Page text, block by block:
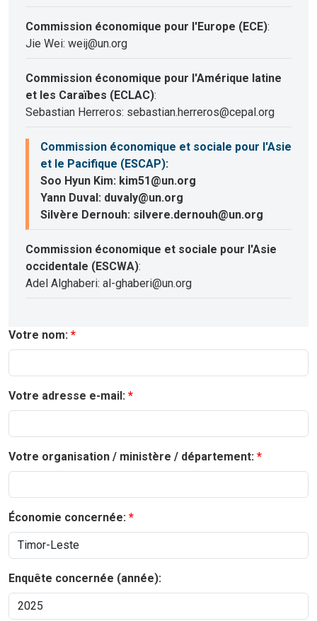
Commission économique pour l'Europe (ECE):
Jie Wei: weij@un.org
Commission économique pour l'Amérique latine
et les Caraïbes (ECLAC):
Sebastian Herreros: sebastian.herreros@cepal.org
Commission économique et sociale pour l'Asie
et le Pacifique (ESCAP):
Soo Hyun Kim: kim51@un.org
Yann Duval: duvaly@un.org
Silvère Dernouh: silvere.dernouh@un.org
Commission économique et sociale pour l'Asie
occidentale (ESCWA):
Adel Alghaberi: al-ghaberi@un.org
Votre nom:
Votre adresse e-mail:
Votre organisation / ministère / département:
Économie concernée:
Enquête concernée (année):